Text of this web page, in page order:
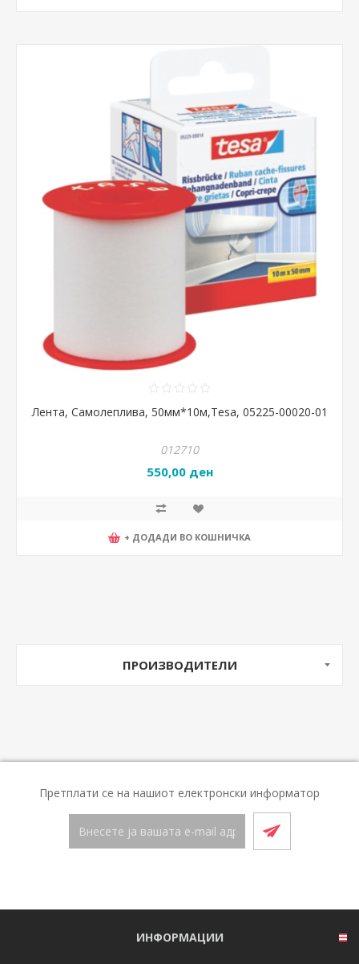
Лента, Самолеплива, 50мм*10м,Tesa, 05225-00020-01
012710
550,00 ден
+ ДОДАДИ ВО КОШНИЧКА
ПРОИЗВОДИТЕЛИ
Претплати се на нашиот електронски информатор
ИНФОРМАЦИИ